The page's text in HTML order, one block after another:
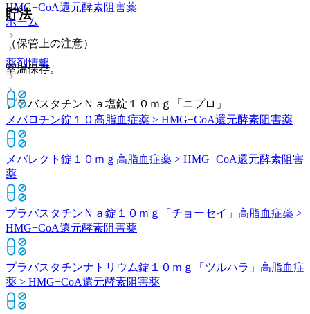
HMG−CoA還元酵素阻害薬
ホーム
薬剤情報
プラバスタチンＮａ塩錠１０ｍｇ「ニプロ」
貯法
（保管上の注意）
室温保存。
メバロチン錠１０高脂血症薬 > HMG−CoA還元酵素阻害薬
メバレクト錠１０ｍｇ 高脂血症薬 > HMG−CoA還元酵素阻害
薬
プラバスタチンＮａ錠１０ｍｇ「チョーセイ」 高脂血症薬 >
HMG−CoA還元酵素阻害薬
プラバスタチンナトリウム錠１０ｍｇ「ツルハラ」 高脂血症
薬 > HMG−CoA還元酵素阻害薬